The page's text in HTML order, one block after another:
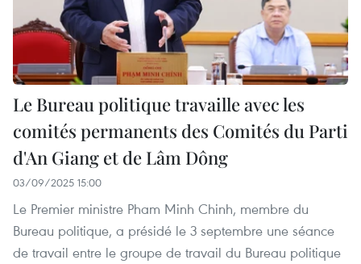
Le Bureau politique travaille avec les
comités permanents des Comités du Parti
d'An Giang et de Lâm Dông
03/09/2025 15:00
Le Premier ministre Pham Minh Chinh, membre du
Bureau politique, a présidé le 3 septembre une séance
de travail entre le groupe de travail du Bureau politique